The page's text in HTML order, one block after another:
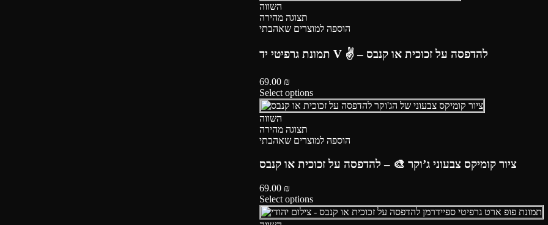
השווה
תצוגה מהירה
הוספה למוצרים שאהבתי
תמונת גרפיטי יד V ✌️ – להדפסה על זכוכית או קנבס
69.00 ₪
Select options
השווה
תצוגה מהירה
הוספה למוצרים שאהבתי
ציור קומיקס צבעוני ג’וקר 🎨 – להדפסה על זכוכית או קנבס
69.00 ₪
Select options